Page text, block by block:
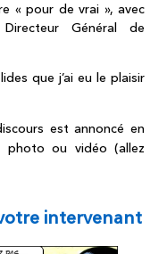
« pour de vrai », avec
Général de
que j’ai eu le plaisir
est annoncé en
photo ou vidéo (allez
intervenant